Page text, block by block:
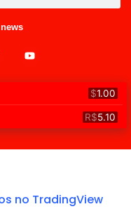
no TradingView